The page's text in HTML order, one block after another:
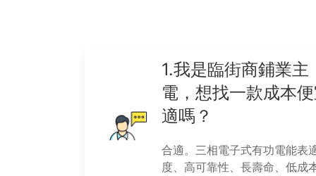
1.我是臨街商鋪業
電，想找一款成本
適嗎？
合適。三相電子式有功電能表
度、高可靠性、長壽命、低成